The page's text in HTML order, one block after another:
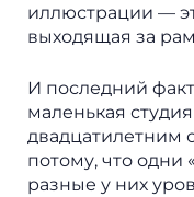
иллюстрации —
выходящая за
И последний
маленькая
двадцатилетним
потому, что одни
разные у них